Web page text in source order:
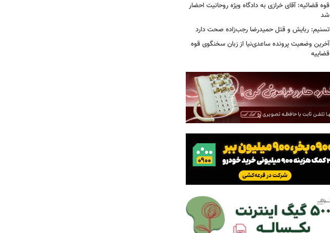
قوه قضائیه: آقای خرازی به دادگاه ویژه روحانیت احضار
شد
تسنیم: ربایش و قتل حمیدرضا رجب‌زاده صحت دارد
آخرین وضعیت پرونده ساعدی‌نیا از زبان سخنگوی قوه
قضاییه